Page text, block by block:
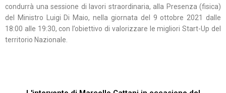
condurrà una sessione di lavori straordinaria, alla Presenza (fisica)
del Ministro Luigi Di Maio, nella giornata del 9 ottobre 2021 dalle
18:00 alle 19:30, con l’obiettivo di valorizzare le migliori Start-Up del
territorio Nazionale.